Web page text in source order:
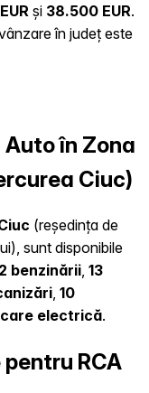
și 38.500 EUR.
în județ este
în Zona
Ciuc)
(reședința de
sunt disponibile
benzinării, 13
, 10
electrică.
RCA